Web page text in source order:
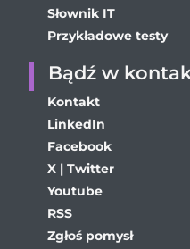
Słownik IT
Przykładowe testy
Bądź w
Kontakt
LinkedIn
Facebook
X | Twitter
Youtube
RSS
Zgłoś pomysł